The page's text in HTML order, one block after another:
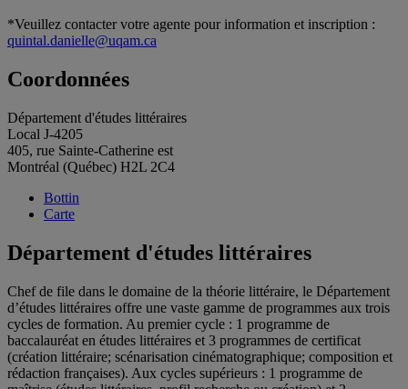
*Veuillez contacter votre agente pour information et inscription :
quintal.danielle@uqam.ca
Coordonnées
Département d'études littéraires
Local J-4205
405, rue Sainte-Catherine est
Montréal (Québec) H2L 2C4
Bottin
Carte
Département d'études littéraires
Chef de file dans le domaine de la théorie littéraire, le Département
d’études littéraires offre une vaste gamme de programmes aux trois
cycles de formation. Au premier cycle : 1 programme de
baccalauréat en études littéraires et 3 programmes de certificat
(création littéraire; scénarisation cinématographique; composition et
rédaction françaises). Aux cycles supérieurs : 1 programme de